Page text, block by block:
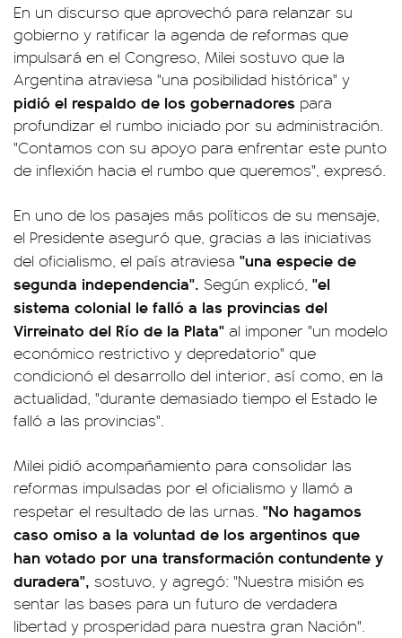
En un discurso que aprovechó para relanzar su
gobierno y ratificar la agenda de reformas que
impulsará en el Congreso, Milei sostuvo que la
Argentina atraviesa "una posibilidad histórica" y
pidió el respaldo de los gobernadores para
profundizar el rumbo iniciado por su administración.
"Contamos con su apoyo para enfrentar este punto
de inflexión hacia el rumbo que queremos", expresó.
En uno de los pasajes más políticos de su mensaje,
el Presidente aseguró que, gracias a las iniciativas
del oficialismo, el país atraviesa "una especie de
segunda independencia". Según explicó, "el
sistema colonial le falló a las provincias del
Virreinato del Río de la Plata" al imponer "un modelo
económico restrictivo y depredatorio" que
condicionó el desarrollo del interior, así como, en la
actualidad, "durante demasiado tiempo el Estado le
falló a las provincias".
Milei pidió acompañamiento para consolidar las
reformas impulsadas por el oficialismo y llamó a
respetar el resultado de las urnas. "No hagamos
caso omiso a la voluntad de los argentinos que
han votado por una transformación contundente y
duradera", sostuvo, y agregó: "Nuestra misión es
sentar las bases para un futuro de verdadera
libertad y prosperidad para nuestra gran Nación".